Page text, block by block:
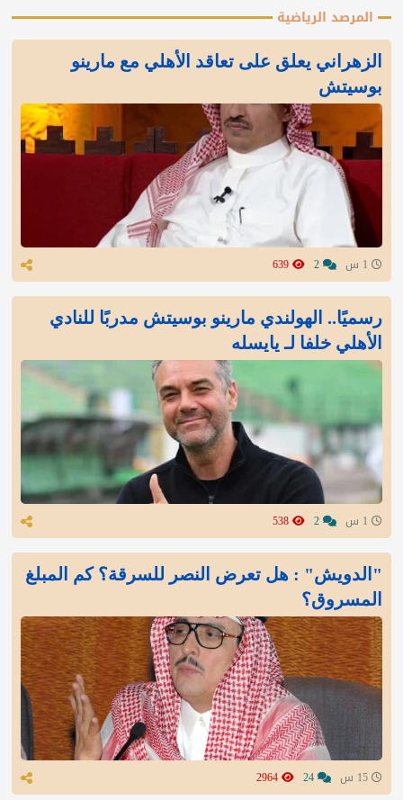
المرصد الرياضية
الزهراني يعلق على تعاقد الأهلي مع مارينو
بوسيتش
رسميًا.. الهولندي مارينو بوسيتش مدربًا للنادي
الأهلي خلفا لـ يايسله
"الدويش" : هل تعرض النصر للسرقة؟ كم المبلغ
المسروق؟